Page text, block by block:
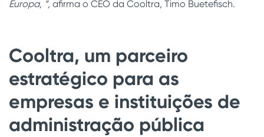
Europa, “, afirma o CEO da Cooltra, Timo Buetefisch.
Cooltra, um parceiro
estratégico para as
empresas e instituições de
administração pública